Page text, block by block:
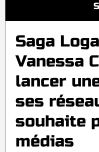
Saga
Vanessa
lancer
ses
souhaite
médias